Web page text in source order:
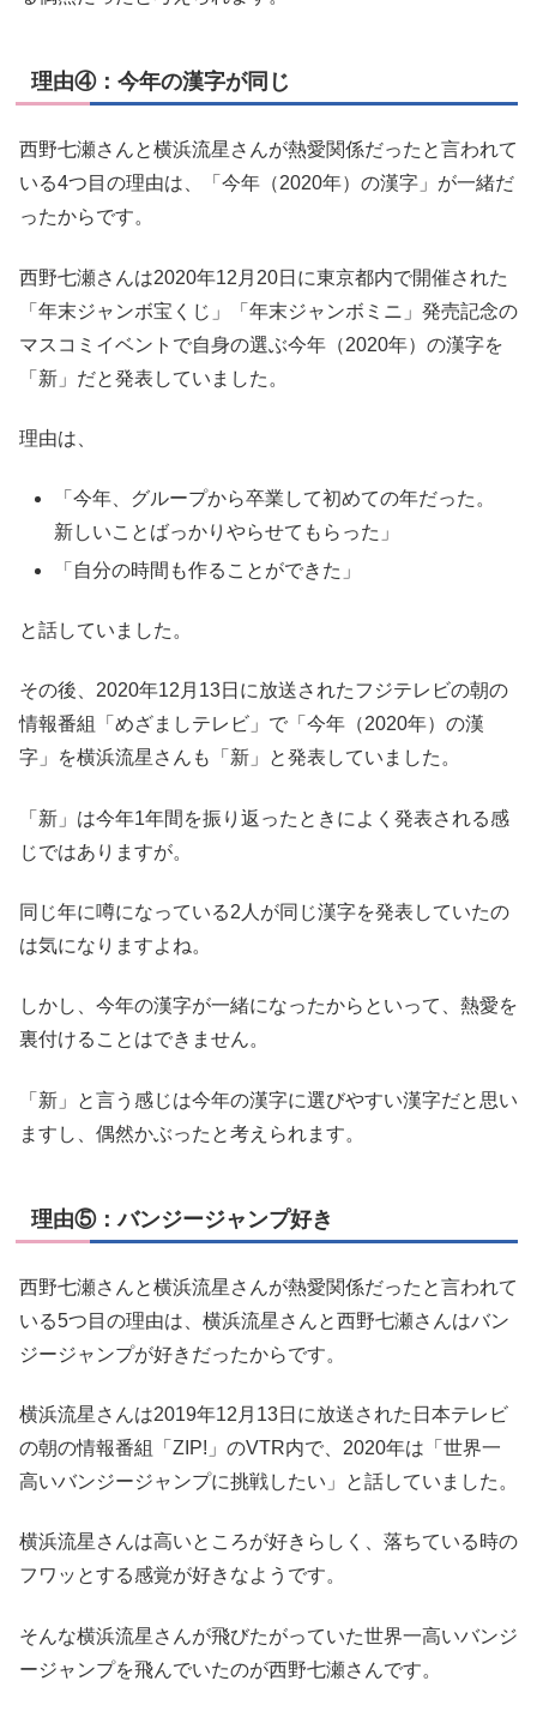
理由④：今年の漢字が同じ
西野七瀬さんと横浜流星さんが熱愛関係だったと言われて
いる4つ目の理由は、「今年（2020年）の漢字」が一緒だ
ったからです。
西野七瀬さんは2020年12月20日に東京都内で開催された
「年末ジャンボ宝くじ」「年末ジャンボミニ」発売記念の
マスコミイベントで自身の選ぶ今年（2020年）の漢字を
「新」だと発表していました。
理由は、
「今年、グループから卒業して初めての年だった。
新しいことばっかりやらせてもらった」
「自分の時間も作ることができた」
と話していました。
その後、2020年12月13日に放送されたフジテレビの朝の
情報番組「めざましテレビ」で「今年（2020年）の漢
字」を横浜流星さんも「新」と発表していました。
「新」は今年1年間を振り返ったときによく発表される感
じではありますが。
同じ年に噂になっている2人が同じ漢字を発表していたの
は気になりますよね。
しかし、今年の漢字が一緒になったからといって、熱愛を
裏付けることはできません。
「新」と言う感じは今年の漢字に選びやすい漢字だと思い
ますし、偶然かぶったと考えられます。
理由⑤：バンジージャンプ好き
西野七瀬さんと横浜流星さんが熱愛関係だったと言われて
いる5つ目の理由は、横浜流星さんと西野七瀬さんはバン
ジージャンプが好きだったからです。
横浜流星さんは2019年12月13日に放送された日本テレビ
の朝の情報番組「ZIP!」のVTR内で、2020年は「世界一
高いバンジージャンプに挑戦したい」と話していました。
横浜流星さんは高いところが好きらしく、落ちている時の
フワッとする感覚が好きなようです。
そんな横浜流星さんが飛びたがっていた世界一高いバンジ
ージャンプを飛んでいたのが西野七瀬さんです。